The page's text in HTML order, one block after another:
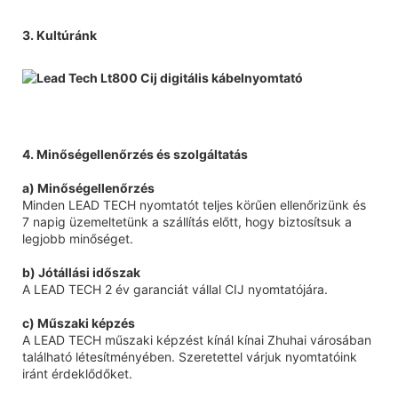
3. Kultúránk
4. Minőségellenőrzés és szolgáltatás
a) Minőségellenőrzés
Minden LEAD TECH nyomtatót teljes körűen ellenőrizünk és
7 napig üzemeltetünk a szállítás előtt, hogy biztosítsuk a
legjobb minőséget.
b) Jótállási időszak
A LEAD TECH 2 év garanciát vállal CIJ nyomtatójára.
c) Műszaki képzés
A LEAD TECH műszaki képzést kínál kínai Zhuhai városában
található létesítményében. Szeretettel várjuk nyomtatóink
iránt érdeklődőket.